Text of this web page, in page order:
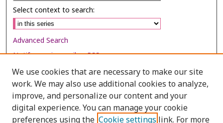
Select context to search:
Advanced Search
Notify me via email orRSS
Browse
Collections
Disciplines
We use cookies that are necessary to make our site
work. We may also use additional cookies to analyze,
improve, and personalize our content and your
digital experience. You can manage your cookie
preferences using the Cookie settings link. For more